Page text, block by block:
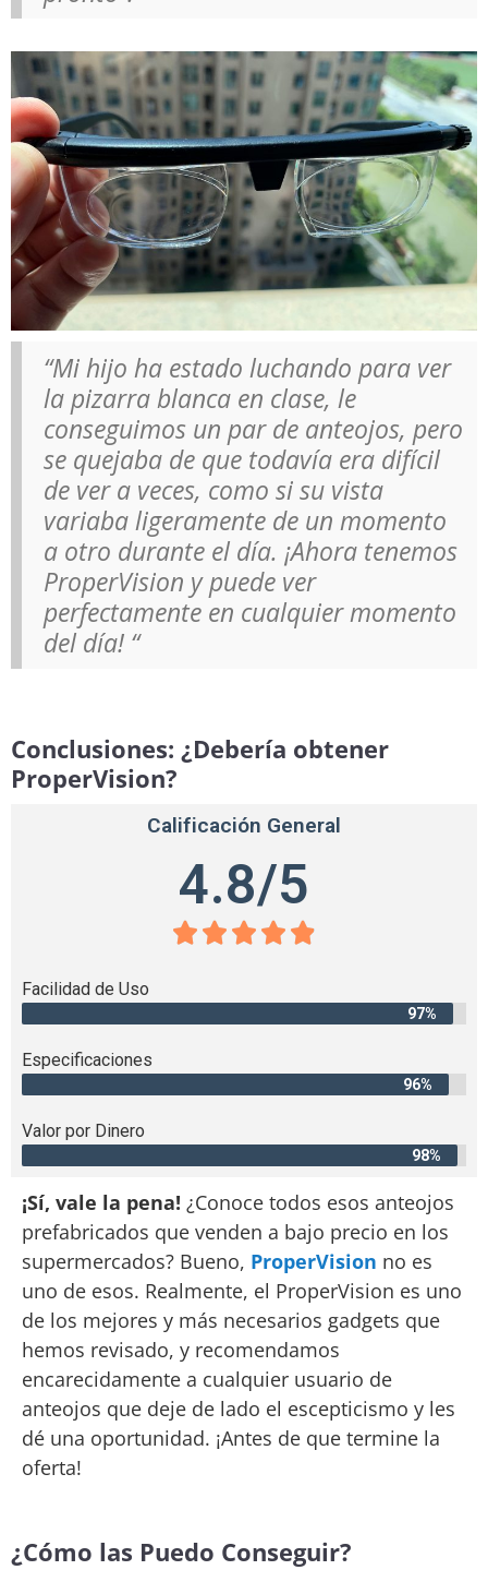
“Mi hijo ha estado luchando para ver
la pizarra blanca en clase, le
conseguimos un par de anteojos, pero
se quejaba de que todavía era difícil
de ver a veces, como si su vista
variaba ligeramente de un momento
a otro durante el día. ¡Ahora tenemos
ProperVision y puede ver
perfectamente en cualquier momento
del día! “
Conclusiones: ¿Debería obtener
ProperVision?
Calificación General
4.8/5
    
Facilidad de Uso
97%
Especificaciones
96%
Valor por Dinero
98%
¡Sí, vale la pena! ¿Conoce todos esos anteojos
prefabricados que venden a bajo precio en los
supermercados? Bueno, ProperVision no es
uno de esos. Realmente, el ProperVision es uno
de los mejores y más necesarios gadgets que
hemos revisado, y recomendamos
encarecidamente a cualquier usuario de
anteojos que deje de lado el escepticismo y les
dé una oportunidad. ¡Antes de que termine la
oferta!
¿Cómo las Puedo Conseguir?